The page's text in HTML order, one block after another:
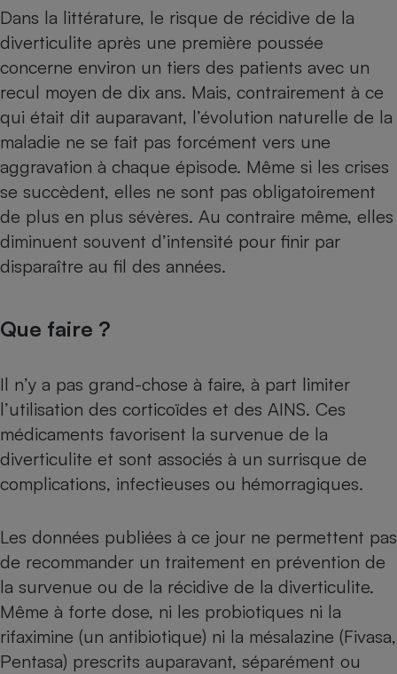
Dans la littérature, le risque de récidive de la
diverticulite après une première poussée
concerne environ un tiers des patients avec un
recul moyen de dix ans. Mais, contrairement à ce
qui était dit auparavant, l’évolution naturelle de la
maladie ne se fait pas forcément vers une
aggravation à chaque épisode. Même si les crises
se succèdent, elles ne sont pas obligatoirement
de plus en plus sévères. Au contraire même, elles
diminuent souvent d’intensité pour finir par
disparaître au fil des années.
Que faire ?
Il n’y a pas grand-chose à faire, à part limiter
l’utilisation des corticoïdes et des AINS. Ces
médicaments favorisent la survenue de la
diverticulite et sont associés à un surrisque de
complications, infectieuses ou hémorragiques.
Les données publiées à ce jour ne permettent pas
de recommander un traitement en prévention de
la survenue ou de la récidive de la diverticulite.
Même à forte dose, ni les probiotiques ni la
rifaximine (un antibiotique) ni la mésalazine (Fivasa,
Pentasa) prescrits auparavant, séparément ou